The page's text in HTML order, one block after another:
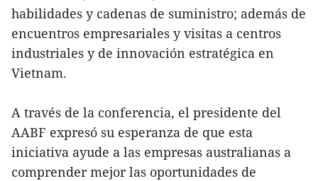
habilidades y cadenas de suministro; además de
encuentros empresariales y visitas a centros
industriales y de innovación estratégica en
Vietnam.
A través de la conferencia, el presidente del
AABF expresó su esperanza de que esta
iniciativa ayude a las empresas australianas a
comprender mejor las oportunidades de